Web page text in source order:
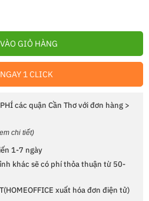
GIỎ HÀNG
1 CLICK
các quận Cần Thơ với đơn hàng >
chi tiết)
1-7 ngày
khác sẽ có phí thỏa thuận từ 50-
xuất hóa đơn điện tử)